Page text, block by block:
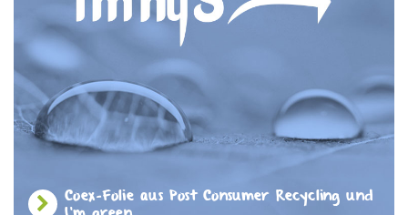
Coex-Folie aus Post Consumer Recycling und